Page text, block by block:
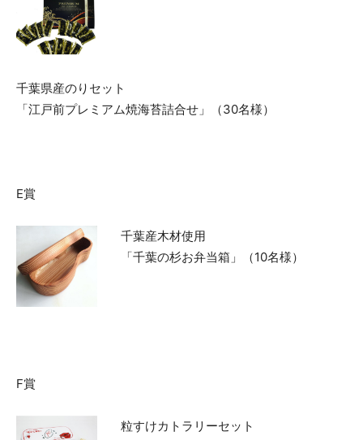
千葉県産のりセット
「江戸前プレミアム焼海苔詰合せ」（30名様）
E賞
千葉産木材使用
「千葉の杉お弁当箱」（10名様）
F賞
粒すけカトラリーセット